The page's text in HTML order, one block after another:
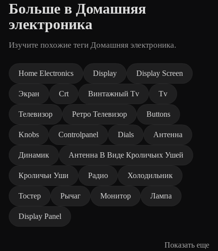
Больше в Домашняя
электроника
Изучите похожие теги Домашняя электроника.
Home Electronics Display Display Screen
Экран Crt Винтажный Tv Tv
Телевизор Ретро Телевизор Buttons
Knobs Controlpanel Dials Антенна
Динамик Антенна В Виде Кроличьих Ушей
Кроличьи Уши Радио Холодильник
Тостер Рычаг Монитор Лампа
Display Panel
Показать еще